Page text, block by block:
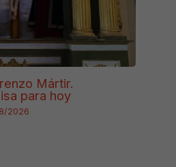
Mártir.
para hoy
2026